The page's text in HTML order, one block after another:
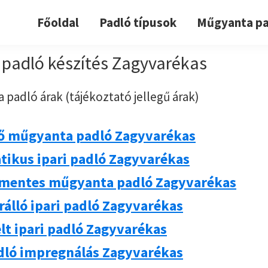
Főoldal Padló típusok Műgyanta
készítés Zagyvarékas
padló árak (tájékoztató jellegű árak)
műgyanta padló Zagyvarékas
ipari padló Zagyvarékas
műgyanta padló Zagyvarékas
ipari padló Zagyvarékas
ipari padló Zagyvarékas
impregnálás Zagyvarékas